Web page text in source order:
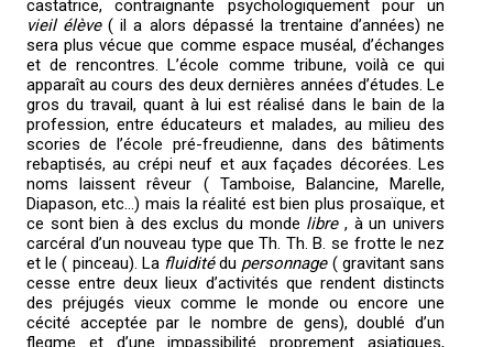
castatrice, contraignante psychologiquement pour un
vieil élève( il a alors dépassé la trentaine d’années) ne
sera plus vécue que comme espace muséal, d’échanges
et de rencontres. L’école comme tribune, voilà ce qui
apparaît au cours des deux dernières années d’études. Le
gros du travail, quant à lui est réalisé dans le bain de la
profession, entre éducateurs et malades, au milieu des
scories de l’école pré-freudienne, dans des bâtiments
rebaptisés, au crépi neuf et aux façades décorées. Les
noms laissent rêveur ( Tamboise, Balancine, Marelle,
Diapason, etc…) mais la réalité est bien plus prosaïque, et
ce sont bien à des exclus du monde libre, à un univers
carcéral d’un nouveau type que Th. Th. B. se frotte le nez
et le ( pinceau). La fluiditédu personnage( gravitant sans
cesse entre deux lieux d’activités que rendent distincts
des préjugés vieux comme le monde ou encore une
cécité acceptée par le nombre de gens), doublé d’un
flegme et d’une impassibilité proprement asiatiques,